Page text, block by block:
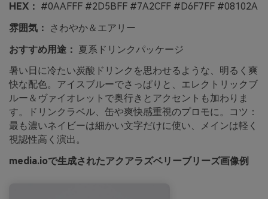
HEX： #0AAFFF #2D5BFF #7A2CFF #D6F7FF #08102A
雰囲気：
さわやか＆エアリー
おすすめ用途： 夏系ドリンクパッケージ
暑い日に冷たい炭酸ドリンクを思わせるような、明るく爽
快な配色。アイスブルーでさっぱりと、エレクトリックブ
ルー＆ヴァイオレットで奥行きとアクセントも加わりま
す。ドリンクラベル、缶や爽快感重視のプロモに。コツ：
最も濃いネイビーは細かい文字だけに使い、メインは軽く
視認性高く演出。
media.ioで生成されたアクアラズベリーブリーズ画像例